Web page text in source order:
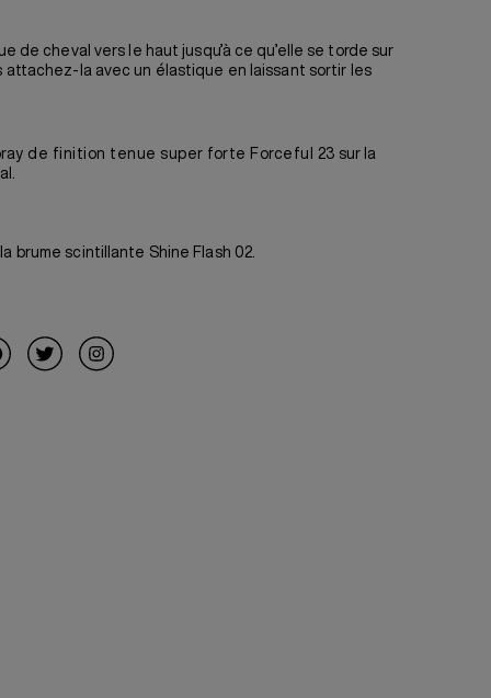
de cheval vers le haut jusqu’à ce qu’elle se torde sur
attachez-la avec un élastique en laissant sortir les
de finition tenue super forte Forceful 23 sur la
brume scintillante Shine Flash 02.